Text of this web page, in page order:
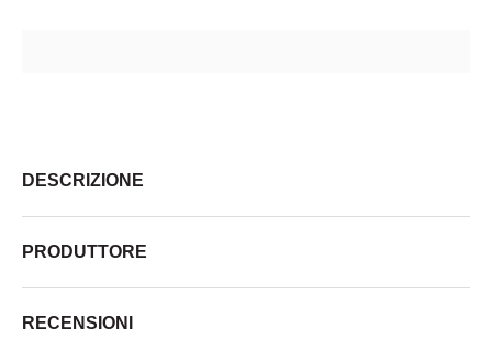
DESCRIZIONE
PRODUTTORE
RECENSIONI